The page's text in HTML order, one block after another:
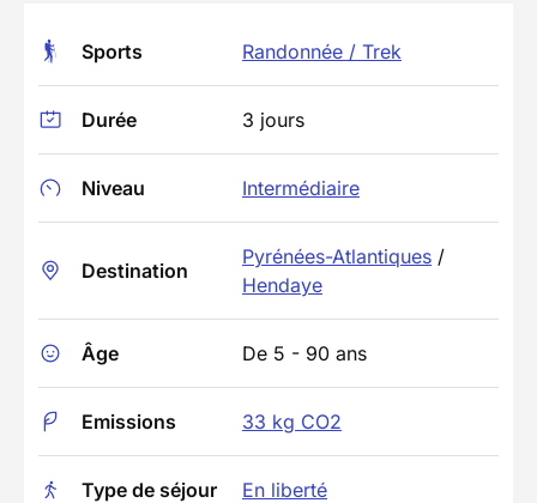
Sports Randonnée / Trek
Durée 3 jours
Niveau Intermédiaire
Destination
Pyrénées-Atlantiques /
Hendaye
Âge De 5 - 90 ans
Emissions 33 kg CO2
Type de séjour En liberté